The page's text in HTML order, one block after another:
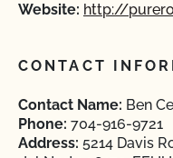
Website: http://
CONTACT
Contact Name: Ben
Phone: 704-916-9721
Address: 5214 Davis